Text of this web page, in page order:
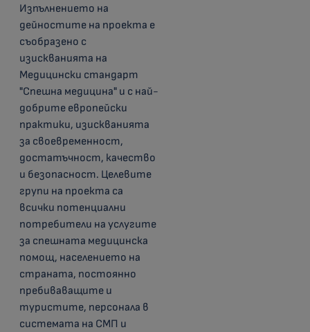
Изпълнението на
дейностите на проекта е
съобразено с
изискванията на
Медицински стандарт
"Спешна медицина" и с най-
добрите европейски
практики, изискванията
за своевременност,
достатъчност, качество
и безопасност. Целевите
групи на проекта са
всички потенциални
потребители на услугите
за спешната медицинска
помощ, населението на
страната, постоянно
пребиваващите и
туристите, персонала в
системата на СМП и